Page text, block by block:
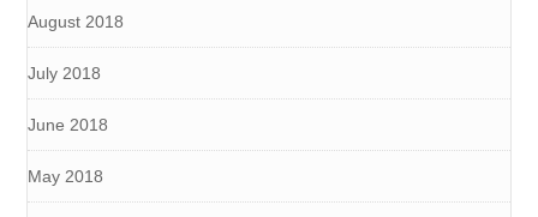
August 2018
July 2018
June 2018
May 2018